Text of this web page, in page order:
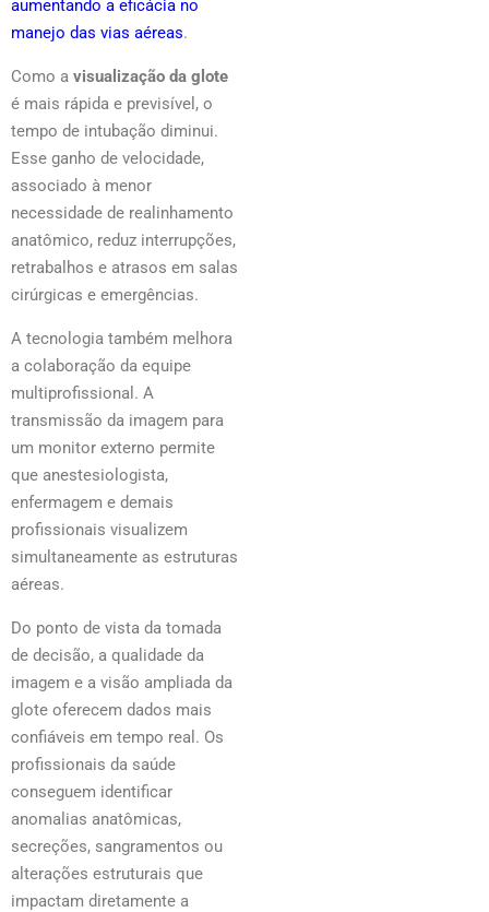
aumentando a eficácia no
manejo das vias aéreas.
Como a visualização da glote
é mais rápida e previsível, o
tempo de intubação diminui.
Esse ganho de velocidade,
associado à menor
necessidade de realinhamento
anatômico, reduz interrupções,
retrabalhos e atrasos em salas
cirúrgicas e emergências.
A tecnologia também melhora
a colaboração da equipe
multiprofissional. A
transmissão da imagem para
um monitor externo permite
que anestesiologista,
enfermagem e demais
profissionais visualizem
simultaneamente as estruturas
aéreas.
Do ponto de vista da tomada
de decisão, a qualidade da
imagem e a visão ampliada da
glote oferecem dados mais
confiáveis em tempo real. Os
profissionais da saúde
conseguem identificar
anomalias anatômicas,
secreções, sangramentos ou
alterações estruturais que
impactam diretamente a